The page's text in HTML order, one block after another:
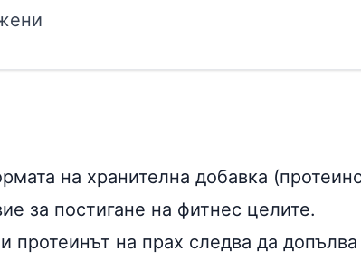
на хранителна добавка
за постигане на фитнес целите.
протеинът на прах следва да